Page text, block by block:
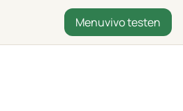
Menuvivo testen